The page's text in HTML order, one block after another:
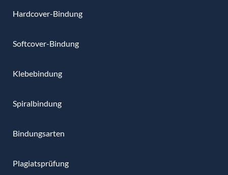
Hardcover-Bindung
Softcover-Bindung
Klebebindung
Spiralbindung
Bindungsarten
Plagiatsprüfung